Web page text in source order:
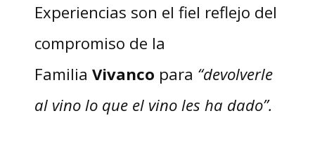
Experiencias son el fiel reflejo del
compromiso de la
Familia Vivanco para “devolverle
al vino lo que el vino les ha dado”.